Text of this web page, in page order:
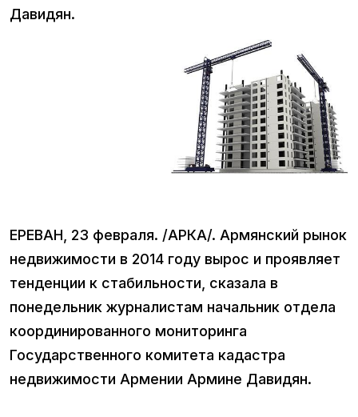
Давидян.
ЕРЕВАН, 23 февраля. /АРКА/. Армянский рынок
недвижимости в 2014 году вырос и проявляет
тенденции к стабильности, сказала в
понедельник журналистам начальник отдела
координированного мониторинга
Государственного комитета кадастра
недвижимости Армении Армине Давидян.